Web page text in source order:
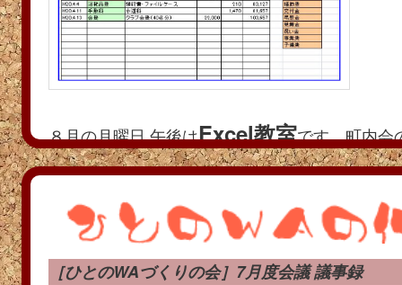
８月の月曜日 午後はExcel教室です。町内会
はExcelが最適です。今からでも構いません、途
この機会にExcelを勉強し直してみませんか
0258-34-2480 有理子まで
［ひとのWAづくりの会］7月度会議 議事録